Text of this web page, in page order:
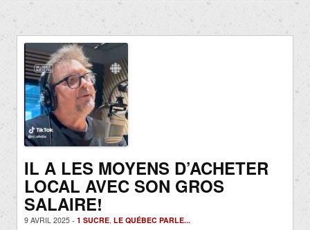
IL A LES MOYENS D’ACHETER
LOCAL AVEC SON GROS
SALAIRE!
9 AVRIL 2025 - 1 SUCRE, LE QUÉBEC PARLE...